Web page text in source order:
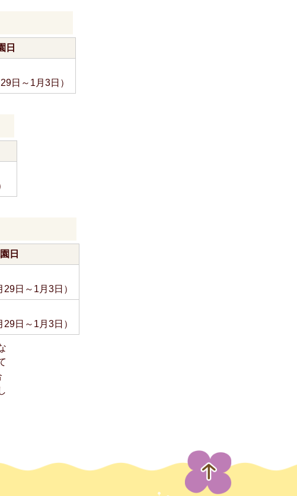
日
日～1月3日）
日
日～1月3日）
日～1月3日）